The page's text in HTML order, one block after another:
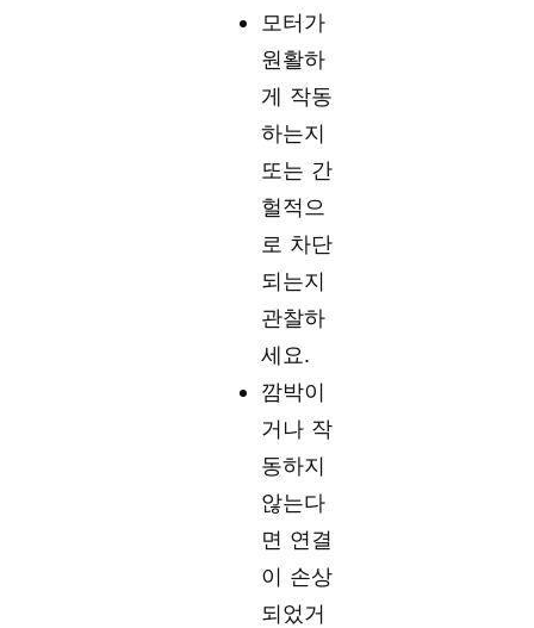
모터가
원활하
게 작동
하는지
또는 간
헐적으
로 차단
되는지
관찰하
세요.
깜박이
거나 작
동하지
않는다
면 연결
이 손상
되었거